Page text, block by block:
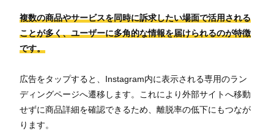
複数の商品やサービスを同時に訴求したい場面で活用される
ことが多く、ユーザーに多角的な情報を届けられるのが特徴
です。
広告をタップすると、Instagram内に表示される専用のラン
ディングページへ遷移します。これにより外部サイトへ移動
せずに商品詳細を確認できるため、離脱率の低下にもつなが
ります。